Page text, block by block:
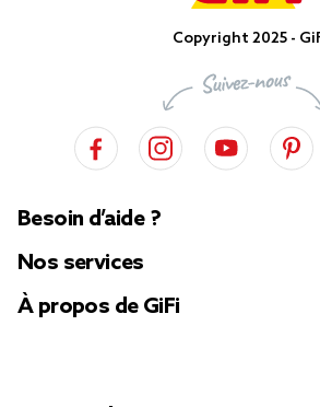
Copyright 2025 -
Besoin d’aide ?
Nos services
À propos de GiFi